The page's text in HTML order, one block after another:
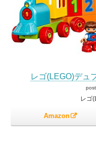
レゴ(LEGO)デュ
レゴ
Amazon